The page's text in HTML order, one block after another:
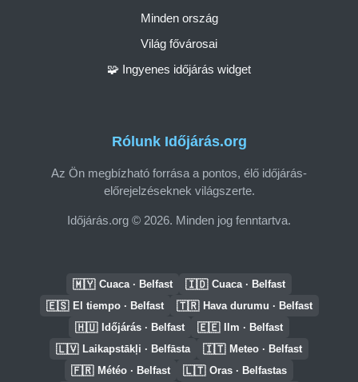
Rólunk Időjárás.org
Az Ön megbízható forrása a pontos, élő időjárás-
előrejelzéseknek világszerte.
Időjárás.org © 2026. Minden jog fenntartva.
Minden ország
Világ fővárosai
🧩 Ingyenes időjárás widget
🇲🇾 Cuaca · Belfast 🇮🇩 Cuaca · Belfast
🇪🇸 El tiempo · Belfast 🇹🇷 Hava durumu · Belfast
🇭🇺 Időjárás · Belfast 🇪🇪 Ilm · Belfast
🇱🇻 Laikapstākļi · Belfāsta 🇮🇹 Meteo · Belfast
🇫🇷 Météo · Belfast 🇱🇹 Oras · Belfastas